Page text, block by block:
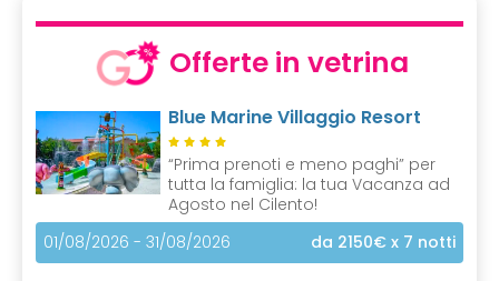
Offerte in vetrina
Blue Marine Villaggio Resort
“Prima prenoti e meno paghi” per
tutta la famiglia: la tua Vacanza ad
Agosto nel Cilento!
01/08/2026 - 31/08/2026
da 2150€ x 7 notti